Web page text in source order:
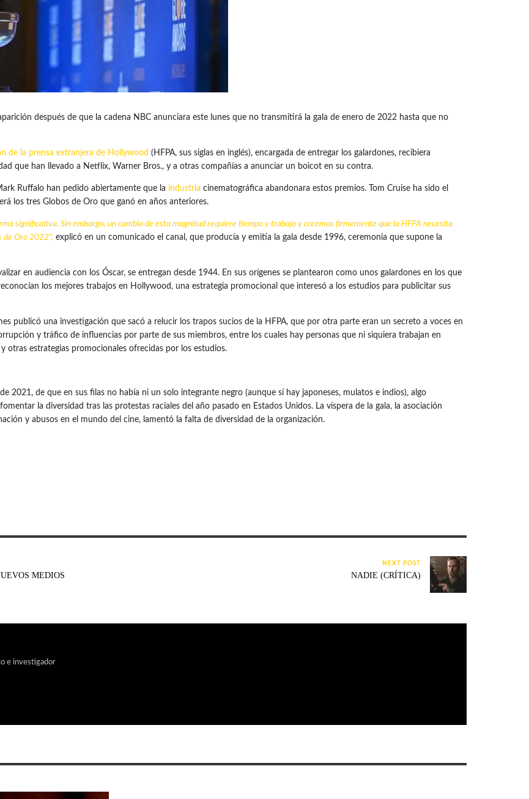
después de que la cadena NBC anunciara este lunes que no transmitirá la gala de enero de 2022 hasta que no
de la prensa extranjera de Hollywood (HFPA, sus siglas en inglés), encargada de entregar los galardones, recibiera
que han llevado a Netflix, Warner Bros., y a otras compañías a anunciar un boicot en su contra.
Ruffalo han pedido abiertamente que la industria cinematográfica abandonara estos premios. Tom Cruise ha sido el
los tres Globos de Oro que ganó en años anteriores.
significativa. Sin embargo, un cambio de esta magnitud requiere tiempo y trabajo y creemos firmemente que la HFPA necesita
de Oro 2022”, explicó en un comunicado el canal, que producía y emitía la gala desde 1996, ceremonia que supone la
en audiencia con los Óscar, se entregan desde 1944. En sus orígenes se plantearon como unos galardones en los que
los mejores trabajos en Hollywood, una estrategia promocional que interesó a los estudios para publicitar sus
publicó una investigación que sacó a relucir los trapos sucios de la HFPA, que por otra parte eran un secreto a voces en
y tráfico de influencias por parte de sus miembros, entre los cuales hay personas que ni siquiera trabajan en
otras estrategias promocionales ofrecidas por los estudios.
2021, de que en sus filas no había ni un solo integrante negro (aunque sí hay japoneses, mulatos e indios), algo
la diversidad tras las protestas raciales del año pasado en Estados Unidos. La víspera de la gala, la asociación
y abusos en el mundo del cine, lamentó la falta de diversidad de la organización.
MEDIOS
NEXT POST
NADIE (CRÍTICA)
e investigador